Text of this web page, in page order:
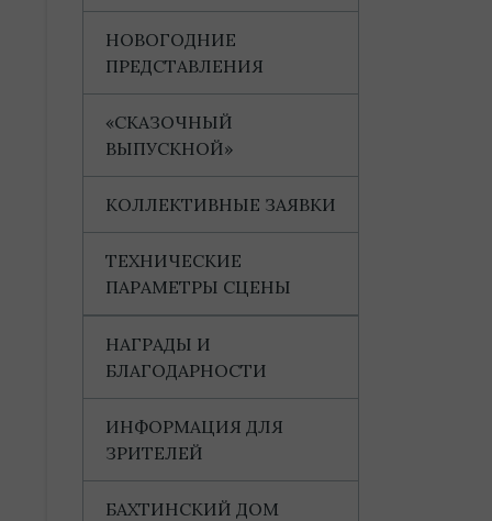
НОВОГОДНИЕ
ПРЕДСТАВЛЕНИЯ
«СКАЗОЧНЫЙ
ВЫПУСКНОЙ»
КОЛЛЕКТИВНЫЕ ЗАЯВКИ
ТЕХНИЧЕСКИЕ
ПАРАМЕТРЫ СЦЕНЫ
НАГРАДЫ И
БЛАГОДАРНОСТИ
ИНФОРМАЦИЯ ДЛЯ
ЗРИТЕЛЕЙ
БАХТИНСКИЙ ДОМ